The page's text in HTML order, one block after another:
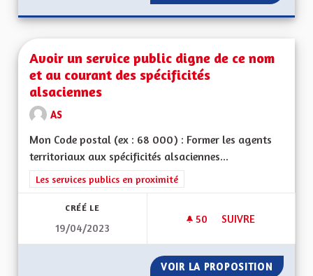
Avoir un service public digne de ce nom
et au courant des spécificités
alsaciennes
AS
Mon Code postal (ex : 68 000) : Former les agents
territoriaux aux spécificités alsaciennes...
Filtrer les résultats de la catégorie : Les services publics en
Les services publics en proximité
CRÉÉ LE
19/04/2023
50 50 ABONNÉS
SUIVRE
VOIR LA PROPOSITION AVOIR